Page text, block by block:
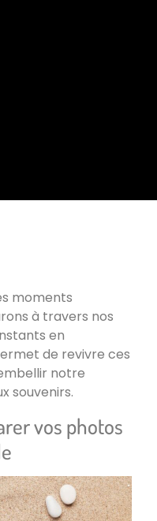
moments
à travers nos
en
de revivre ces
notre
souvenirs.
vos photos